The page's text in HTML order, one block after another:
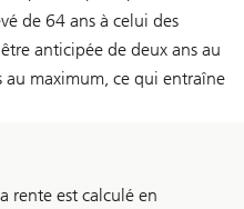
de 64 ans à celui des
anticipée de deux ans au
maximum, ce qui entraîne
rente est calculé en